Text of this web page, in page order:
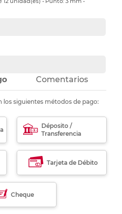
Comentarios
los siguientes métodos de pago:
Déposito /
Transferencia
Tarjeta de Débito
Cheque